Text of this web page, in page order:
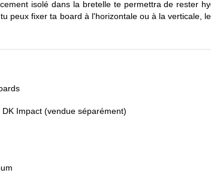
isolé dans la bretelle te permettra de rester
peux fixer ta board à l'horizontale ou à la verticale,
Impact (vendue séparément)